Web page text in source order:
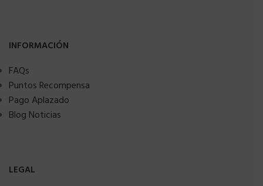
INFORMACIÓN
FAQs
Puntos Recompensa
Pago Aplazado
Blog Noticias
LEGAL